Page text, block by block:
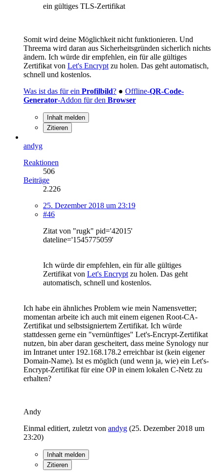
ein gültiges TLS-Zertifikat
Somit wird deine Möglichkeit nicht funktionieren. Und
Threema wird daran aus Sicherheitsgründen sicherlich nichts
ändern. Ich würde dir empfehlen, ein für alle gültiges
Zertifikat von Let's Encrypt zu holen. Das geht automatisch,
schnell und kostenlos.
Was ist das für ein Profilbild? ● Offline-QR-Code-
Generator-Addon für den Browser
Inhalt melden
Zitieren
andyg
Reaktionen
506
Beiträge
2.226
25. Dezember 2018 um 23:19
#46
Zitat von "rugk" pid='42015'
dateline='1545775059'
Ich würde dir empfehlen, ein für alle gültiges
Zertifikat von Let's Encrypt zu holen. Das geht
automatisch, schnell und kostenlos.
Ich habe ein ähnliches Problem wie mein Namensvetter;
momentan arbeite ich auch mit einem eigenen Root-CA-
Zertifikat und selbstsigniertem Zertifikat. Ich würde
stattdessen gerne ein "vernünftiges" Let's-Encrypt-Zertifikat
nutzen, bin aber daran gescheitert, dass meine Synology nur
im Intranet unter 192.168.178.2 erreichbar ist (kein eigener
Domain-Name). Ist es möglich (und wenn ja, wie) ein Let's-
Encrypt-Zertifikat für eine OP in einem lokalen C-Netz zu
erhalten?
Andy
Einmal editiert, zuletzt von andyg (25. Dezember 2018 um
23:20)
Inhalt melden
Zitieren